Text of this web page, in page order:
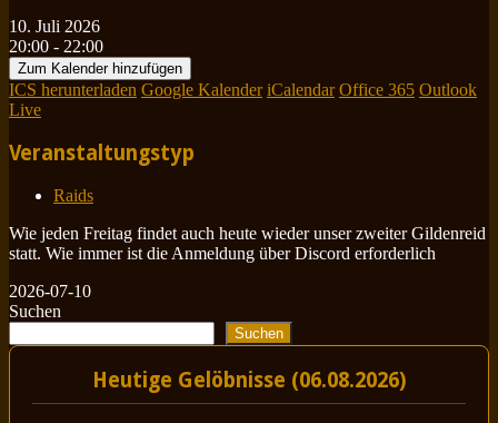
10. Juli 2026
20:00 - 22:00
Zum Kalender hinzufügen
ICS herunterladen Google Kalender iCalendar Office 365 Outlook
Live
Veranstaltungstyp
Raids
Wie jeden Freitag findet auch heute wieder unser zweiter Gildenreid
statt. Wie immer ist die Anmeldung über Discord erforderlich
2026-07-10
Suchen
Suchen
Heutige Gelöbnisse (06.08.2026)